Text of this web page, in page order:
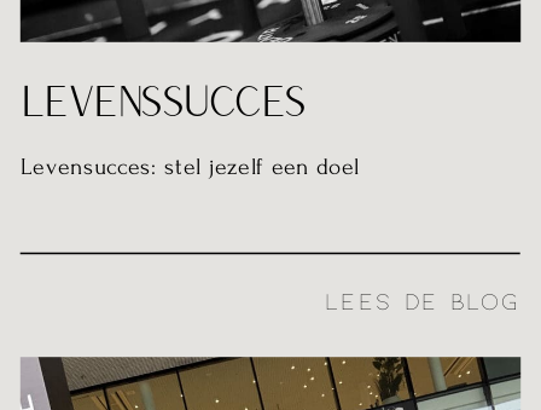
LEES DE BLOG
Levensucces: stel jezelf een doel
LEVENSSUCCES